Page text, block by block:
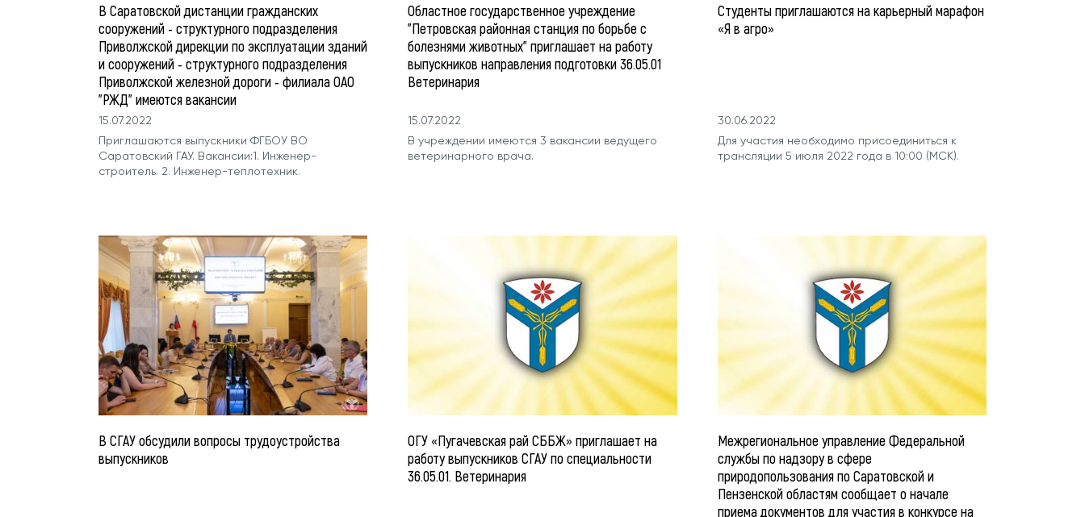
В Саратовской дистанции гражданских
сооружений - структурного подразделения
Приволжской дирекции по эксплуатации зданий
и сооружений - структурного подразделения
Приволжской железной дороги - филиала ОАО
"РЖД" имеются вакансии
15.07.2022
Приглашаются выпускники ФГБОУ ВО
Саратовский ГАУ. Вакансии:1. Инженер-
строитель. 2. Инженер-теплотехник.
Областное государственное учреждение
"Петровская районная станция по борьбе с
болезнями животных" приглашает на работу
выпускников направления подготовки 36.05.01
Ветеринария
15.07.2022
В учреждении имеются 3 вакансии ведущего
ветеринарного врача.
Студенты приглашаются на карьерный марафон
«Я в агро»
30.06.2022
Для участия необходимо присоединиться к
трансляции 5 июля 2022 года в 10:00 (МСК).
В СГАУ обсудили вопросы трудоустройства
выпускников
ОГУ «Пугачевская рай СББЖ» приглашает на
работу выпускников СГАУ по специальности
36.05.01. Ветеринария
Межрегиональное управление Федеральной
службы по надзору в сфере
природопользования по Саратовской и
Пензенской областям сообщает о начале
приема документов для участия в конкурсе на